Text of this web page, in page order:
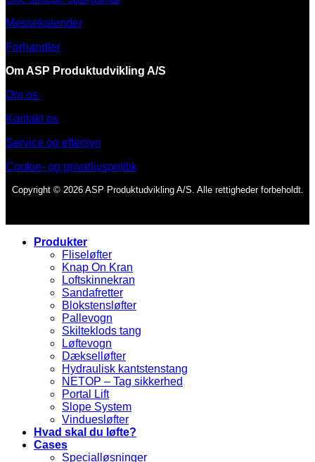
Messekalender
Forhandler
Om ASP Produktudvikling A/S
Om os
Kontakt os
Service og eftersyn
Cookie- og privatlivspolitik
Copyright © 2026 ASP Produktudvikling A/S. Alle rettigheder forbeholdt.
Produkter
Fliseløfter
Knap On Kran
Loftskinnekran
Sandafretter
Blokstensløfter
Pallevogn
Skilteklods tang
Løftevogn
Dækselløfter
Hydraulisk kantstenstang
NETOP – Tag sikkerhed
Portal Lift
Slope System
Vinduesløfter
Hvad skal du løfte?
Cases
Specialløsninger